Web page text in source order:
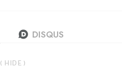
( HIDE )